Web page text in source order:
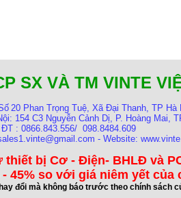
SX VÀ TM VINTE
20 Phan Trọng Tuệ, Xã Đại Thanh, TP Hà
154 C3 Nguyễn Cảnh Dị, P. Hoàng Mai,
ĐT : 0866.843.556/ 098.8484.609
- Website:
bị Cơ - Điện- BHLĐ và
45% so với giá niêm yết của
đổi mà không báo trước theo chính sách